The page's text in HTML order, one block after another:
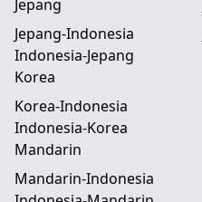
Jepang
Jepang-Indonesia
Indonesia-Jepang
Korea
Korea-Indonesia
Indonesia-Korea
Mandarin
Mandarin-Indonesia